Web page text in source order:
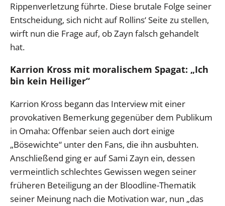
Rippenverletzung führte. Diese brutale Folge seiner
Entscheidung, sich nicht auf Rollins‘ Seite zu stellen,
wirft nun die Frage auf, ob Zayn falsch gehandelt
hat.
Karrion Kross mit moralischem Spagat: „Ich
bin kein Heiliger“
Karrion Kross begann das Interview mit einer
provokativen Bemerkung gegenüber dem Publikum
in Omaha: Offenbar seien auch dort einige
„Bösewichte“ unter den Fans, die ihn ausbuhten.
Anschließend ging er auf Sami Zayn ein, dessen
vermeintlich schlechtes Gewissen wegen seiner
früheren Beteiligung an der Bloodline-Thematik
seiner Meinung nach die Motivation war, nun „das